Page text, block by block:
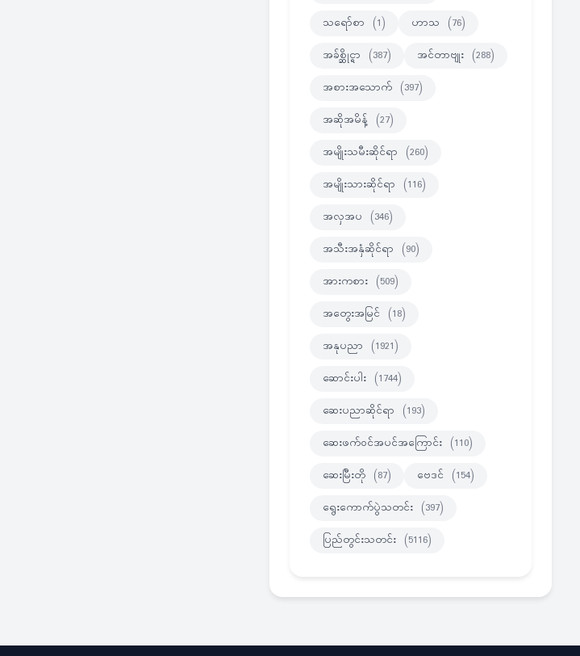
သရော်စာ (1) ဟာသ (76)
အခ်စ္ဆိုင္ရာ (387) အင်တာဗျုး (288)
အစားအသောက် (397)
အဆိုအမိန့် (27)
အမျိုးသမီးဆိုင်ရာ (260)
အမျိုးသားဆိုင်ရာ (116)
အလှအပ (346)
အသီးအနှံဆိုင်ရာ (90)
အားကစား (509)
အတွေးအမြင် (18)
အနုပညာ (1921)
ဆောင်းပါး (1744)
ဆေးပညာဆိုင်ရာ (193)
ဆေးဖက်ဝင်အပင်အကြောင်း (110)
ဆေးမြီးတို (87) ဗေဒင် (154)
ရွေးကောက်ပွဲသတင်း (397)
ပြည်တွင်းသတင်း (5116)